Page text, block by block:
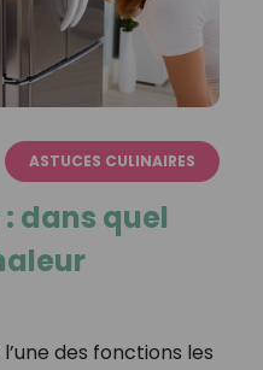
ASTUCES CULINAIRES
dans quel
des fonctions les